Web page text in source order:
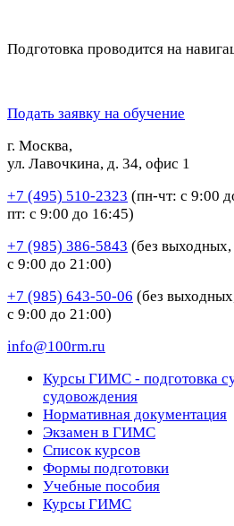
Подготовка проводится на
Подать заявку на обучение
г. Москва,
ул. Лавочкина, д. 34, офис 1
+7 (495) 510-2323 (пн-чт: с 9:00
пт: с 9:00 до 16:45)
+7 (985) 386-5843 (без выходных,
с 9:00 до 21:00)
+7 (985) 643-50-06 (без
с 9:00 до 21:00)
info@100rm.ru
Курсы ГИМС - подготовка
судовождения
Нормативная документация
Экзамен в ГИМС
Список курсов
Формы подготовки
Учебные пособия
Курсы ГИМС